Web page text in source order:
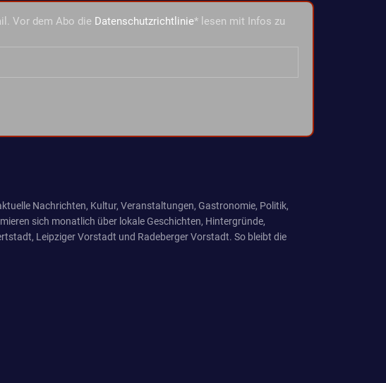
Vor dem Abo die Datenschutzrichtlinie* lesen mit Infos zu
Nachrichten, Kultur, Veranstaltungen, Gastronomie, Politik,
sich monatlich über lokale Geschichten, Hintergründe,
Leipziger Vorstadt und Radeberger Vorstadt. So bleibt die